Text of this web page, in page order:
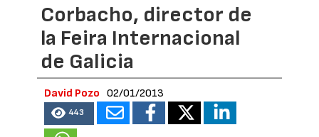
Corbacho, director de
la Feira Internacional
de Galicia
David Pozo 02/01/2013
443